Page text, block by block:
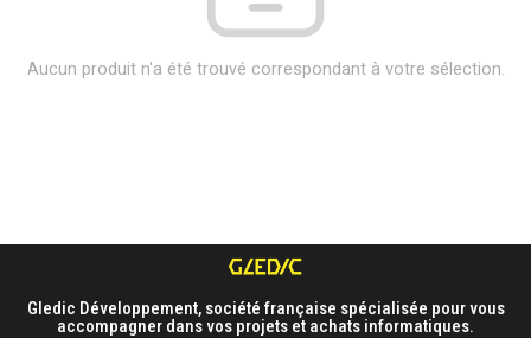
Aucun produit n'a été trouvé correspondant à votre sélection.
Gledic Développement, société française spécialisée pour vous
accompagner dans vos projets et achats informatiques.